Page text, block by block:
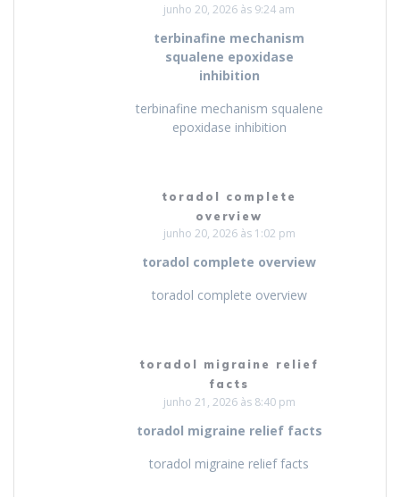
junho 20, 2026 às 9:24 am
terbinafine mechanism
squalene epoxidase
inhibition
terbinafine mechanism squalene
epoxidase inhibition
toradol complete
overview
junho 20, 2026 às 1:02 pm
toradol complete overview
toradol complete overview
toradol migraine relief
facts
junho 21, 2026 às 8:40 pm
toradol migraine relief facts
toradol migraine relief facts